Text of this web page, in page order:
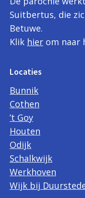
Suitbertus, die
Betuwe.
Klik hier om naar
Locaties
Bunnik
Cothen
’t Goy
Houten
Odijk
Schalkwijk
Werkhoven
Wijk bij